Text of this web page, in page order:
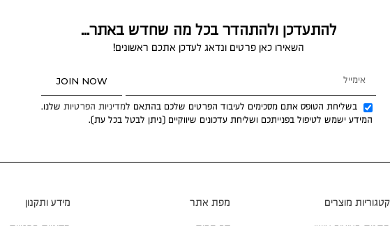
להתעדכן ולהתהדר בכל מה שחדש באתר...
השאירו כאן פרטים ונדאג לעדכן אתכם ראשונים!
בשליחת הטופס אתם מסכימים לעיבוד הפרטים שלכם בהתאם למדיניות הפרטיות שלנו.
המידע ישמש לטיפול בפנייתכם ושליחת עדכונים שיווקיים (ניתן לבטל בכל עת).
JOIN NOW
קטגוריות מוצרים מפת אתר מידע ותקנון